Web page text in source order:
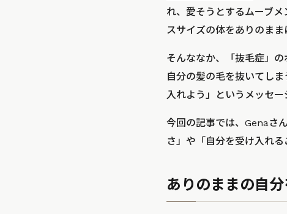
れ、愛そうとするムーブ
スサイズの体をありのまま
そんななか、「抜毛症」
自分の髪の毛を抜いてし
入れよう」というメッセー
今回の記事では、Genaさ
さ」や「自分を受け入れる
ありのままの自